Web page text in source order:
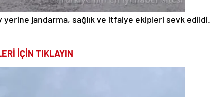
yerine jandarma, sağlık ve itfaiye ekipleri sevk edildi.
İÇİN TIKLAYIN